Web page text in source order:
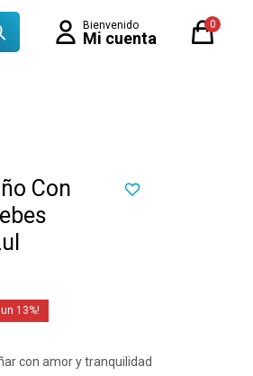
0
Con
13
con amor y tranquilidad